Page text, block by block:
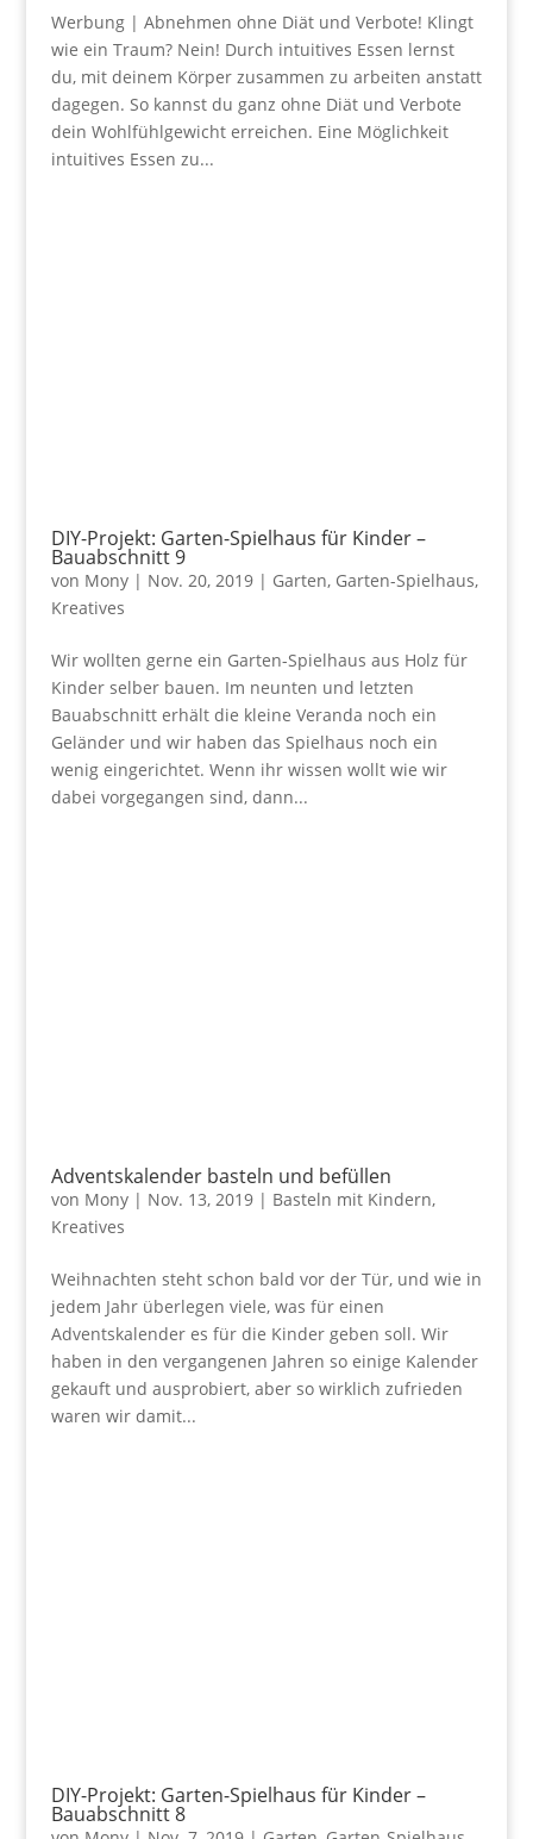
Werbung | Abnehmen ohne Diät und Verbote! Klingt
wie ein Traum? Nein! Durch intuitives Essen lernst
du, mit deinem Körper zusammen zu arbeiten anstatt
dagegen. So kannst du ganz ohne Diät und Verbote
dein Wohlfühlgewicht erreichen. Eine Möglichkeit
intuitives Essen zu...
DIY-Projekt: Garten-Spielhaus für Kinder –
Bauabschnitt 9
von Mony| Nov. 20, 2019| Garten, Garten-Spielhaus,
Kreatives
Wir wollten gerne ein Garten-Spielhaus aus Holz für
Kinder selber bauen. Im neunten und letzten
Bauabschnitt erhält die kleine Veranda noch ein
Geländer und wir haben das Spielhaus noch ein
wenig eingerichtet. Wenn ihr wissen wollt wie wir
dabei vorgegangen sind, dann...
Adventskalender basteln und befüllen
von Mony| Nov. 13, 2019| Basteln mit Kindern,
Kreatives
Weihnachten steht schon bald vor der Tür, und wie in
jedem Jahr überlegen viele, was für einen
Adventskalender es für die Kinder geben soll. Wir
haben in den vergangenen Jahren so einige Kalender
gekauft und ausprobiert, aber so wirklich zufrieden
waren wir damit...
DIY-Projekt: Garten-Spielhaus für Kinder –
Bauabschnitt 8